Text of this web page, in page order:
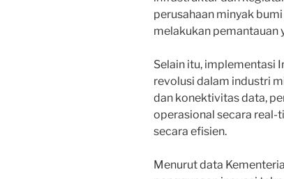
perusahaan minyak
melakukan pemantauan
Selain itu, implementasi
revolusi dalam industri
dan konektivitas data,
operasional secara
secara efisien.
Menurut data